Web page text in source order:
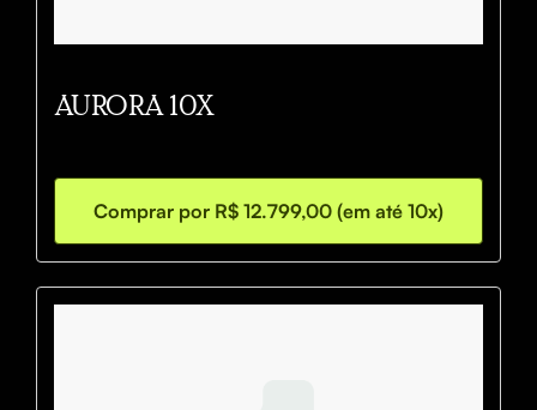
AURORA 10X
Comprar por R$ 12.799,00 (em até 10x)